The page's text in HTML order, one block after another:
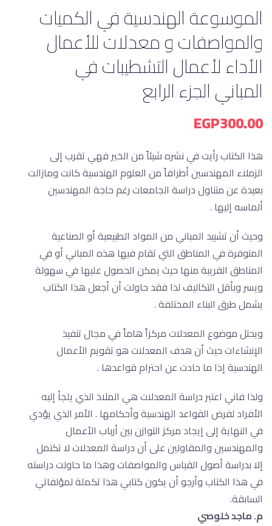
الموسوعة الهندسية في الكميات
والمواصفات و معدلات للأعمال
الأداء لأعمال التشطيبات في
المباني الجزء الرابع
EGP300.00
هذا الكتاب رأيت في نشره شيئاً من الخير فهي تقرب إلى
الزملاء المهندسين أطرافاً من العلوم الهندسية كانت ومازالت
بعيدة عن متناول دراسة الجامعات رغم حاجة المهندسين
ألماسه إليها .
وحيث أن تشييد المباني من المواد الطبيعية أو الصناعية
المتوفرة في المناطق التي تقام فيها هذه المباني أو في
المناطق القريبة منها حيث يمكن الحصول عليها في سهولة
ويسر وبأقل التكاليف لذا فقد حاولت أن أجعل هذا الكتاب
يشمل طرق البناء المختلفة .
ويحتل موضوع المعدلات مركزاً هاماً في مجال تنفيذ
الإنشاءات حيث أن هدف المعدلات هو تقويم الأعمال
الهندسية إذا ما حادت عن احترام قواعدها .
ولذا فاني اعتبر دراسة المعدلات هي الملاذ الذي يلجأ إليه
الأفراد لفرض القواعد الهندسية وأحكامها . الأمر الذي يؤدي
في النهاية إلى إيجاد مركز التوازن بين أرباب الأعمال
والمهندسين والمقاولين على أن دراسة المعدلات لا تكتمل
إلا بدراسة أصول القياس والمواصفات وهذا ما حاولت دراسته
في هذا الكتاب وأرجو أن يكون كتابي هذا تكملة لمؤلفاتي
السابقة.
م. ماجد خلوصي